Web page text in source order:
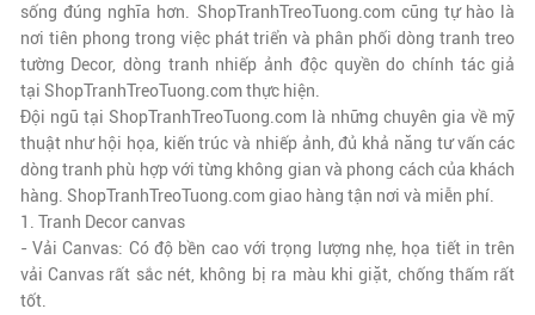
sống đúng nghĩa hơn. ShopTranhTreoTuong.comcũng tự hào là
nơi tiên phong trong việc phát triển và phân phối dòng tranh treo
tường Decor, dòng tranh nhiếp ảnh độc quyền do chính tác giả
tại ShopTranhTreoTuong.comthực hiện.
Đội ngũ tại ShopTranhTreoTuong.comlà những chuyên gia về mỹ
thuật như hội họa, kiến trúc và nhiếp ảnh, đủ khả năng tư vấn các
dòng tranh phù hợp với từng không gian và phong cách của khách
hàng. ShopTranhTreoTuong.comgiao hàng tận nơi và miễn phí.
1. Tranh Decor canvas
- Vải Canvas: Có độ bền cao với trọng lượng nhẹ, họa tiết in trên
vải Canvas rất sắc nét, không bị ra màu khi giặt, chống thấm rất
tốt.